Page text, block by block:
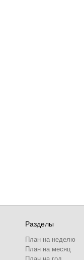
Разделы
План на неделю
План на месяц